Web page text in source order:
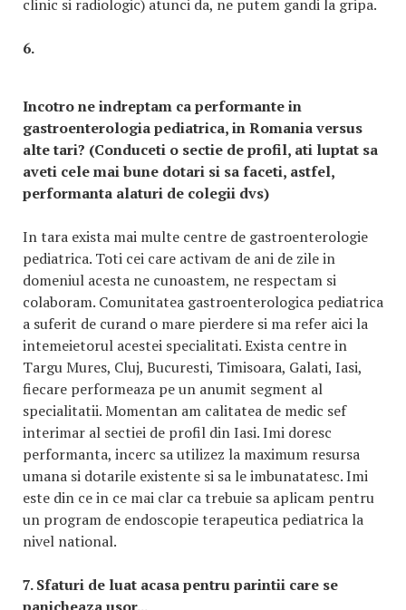
clinic si radiologic) atunci da, ne putem gandi la gripa.
6.
Incotro ne indreptam ca performante in
gastroenterologia pediatrica, in Romania versus
alte tari? (Conduceti o sectie de profil, ati luptat sa
aveti cele mai bune dotari si sa faceti, astfel,
performanta alaturi de colegii dvs)
In tara exista mai multe centre de gastroenterologie
pediatrica. Toti cei care activam de ani de zile in
domeniul acesta ne cunoastem, ne respectam si
colaboram. Comunitatea gastroenterologica pediatrica
a suferit de curand o mare pierdere si ma refer aici la
intemeietorul acestei specialitati. Exista centre in
Targu Mures, Cluj, Bucuresti, Timisoara, Galati, Iasi,
fiecare performeaza pe un anumit segment al
specialitatii. Momentan am calitatea de medic sef
interimar al sectiei de profil din Iasi. Imi doresc
performanta, incerc sa utilizez la maximum resursa
umana si dotarile existente si sa le imbunatatesc. Imi
este din ce in ce mai clar ca trebuie sa aplicam pentru
un program de endoscopie terapeutica pediatrica la
nivel national.
7. Sfaturi de luat acasa pentru parintii care se